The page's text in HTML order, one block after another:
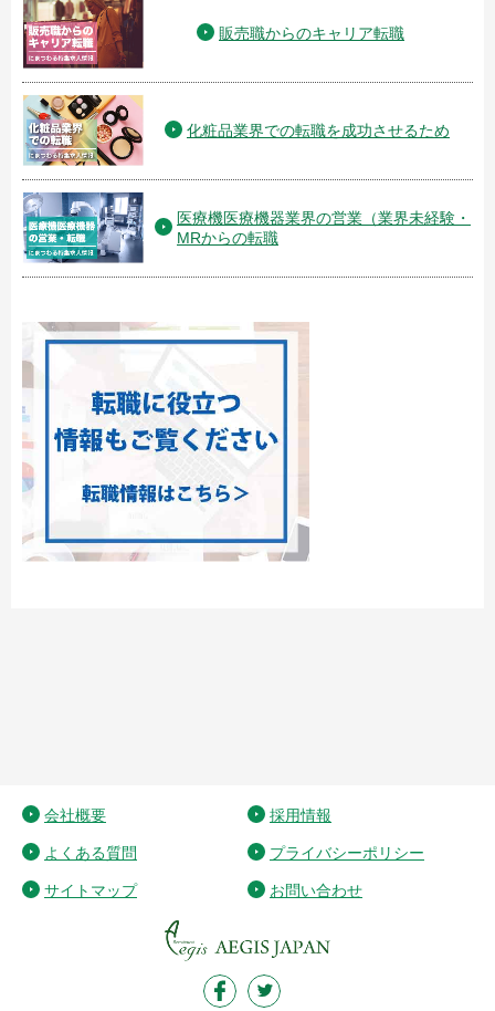
販売職からのキャリア転職
化粧品業界での転職を成功させるため
医療機医療機器業界の営業（業界未経験・
MRからの転職
会社概要 採用情報
よくある質問 プライバシーポリシー
サイトマップ お問い合わせ